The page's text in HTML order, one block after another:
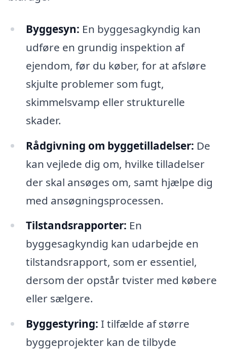
Byggesyn: En byggesagkyndig kan
udføre en grundig inspektion af
ejendom, før du køber, for at afsløre
skjulte problemer som fugt,
skimmelsvamp eller strukturelle
skader.
Rådgivning om byggetilladelser: De
kan vejlede dig om, hvilke tilladelser
der skal ansøges om, samt hjælpe dig
med ansøgningsprocessen.
Tilstandsrapporter: En
byggesagkyndig kan udarbejde en
tilstandsrapport, som er essentiel,
dersom der opstår tvister med købere
eller sælgere.
Byggestyring: I tilfælde af større
byggeprojekter kan de tilbyde